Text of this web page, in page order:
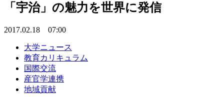
「宇治」の魅力を世界に発信
2017.02.18 07:00
大学ニュース
教育カリキュラム
国際交流
産官学連携
地域貢献